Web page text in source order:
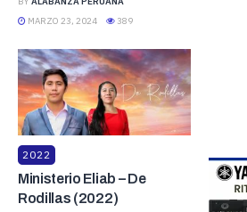
MARZO 23, 2024
389
2022
Ministerio Eliab – De
Rodillas (2022)